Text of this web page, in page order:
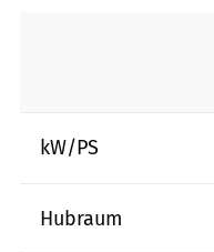
kW/PS
Hubraum